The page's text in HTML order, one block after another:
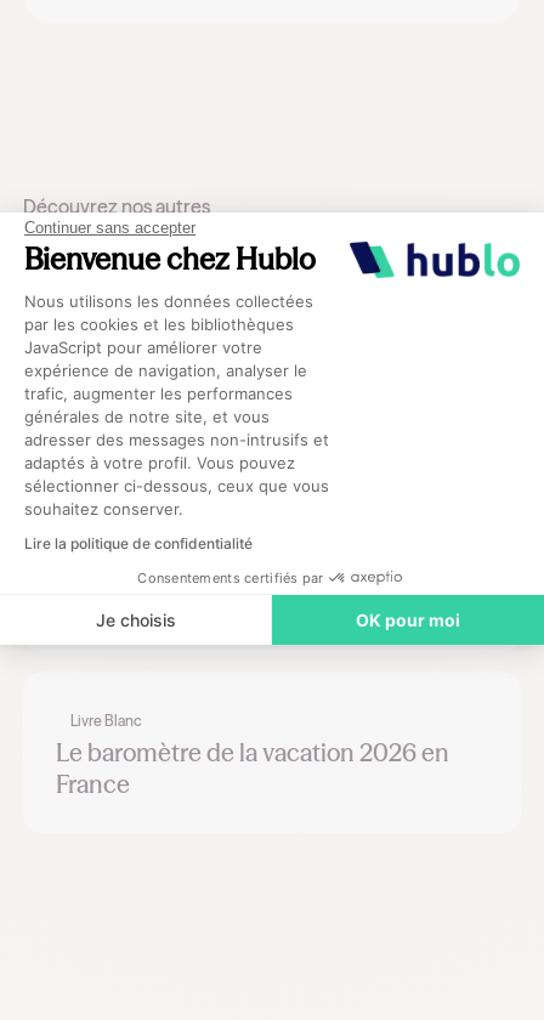
Continuer sans accepter
Bienvenue chez Hublo
Plateforme de Gestion du
Nous utilisons les données collectées
par les cookies et les bibliothèques
JavaScript pour améliorer votre
expérience de navigation, analyser le
trafic, augmenter les performances
générales de notre site, et vous
adresser des messages non-intrusifs et
adaptés à votre profil. Vous pouvez
sélectionner ci-dessous, ceux que vous
souhaitez conserver.
Lire la politique de confidentialité
Consentements certifiés par
Je choisis OK pour moi
Axeptio consent
Découvrez nos autres
guides
Voir tous les guides
Livre Blanc
Créez votre livret d'accueil vidéo pour
accueillir vos remplaçants
Livre Blanc
Découvrez la plateforme Hublo
Livre Blanc
Le baromètre de la vacation 2026 en
France